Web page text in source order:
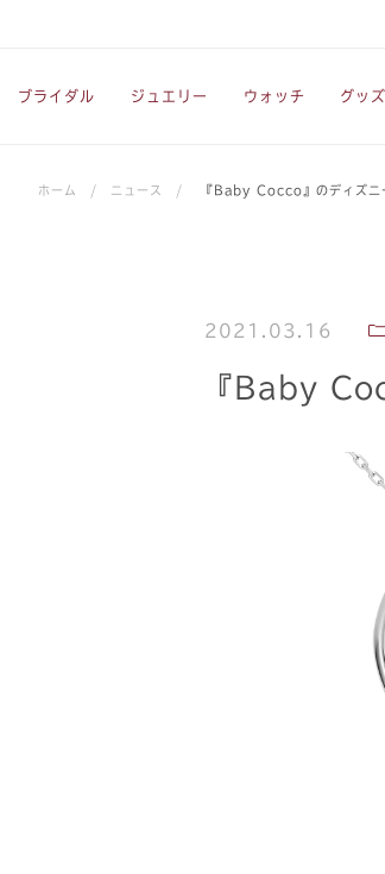
ブライダル ジュエリー ウォッチ グッズ
ホーム / ニュース / 『Baby Cocco』のディズニー
2021.03.16
『Baby